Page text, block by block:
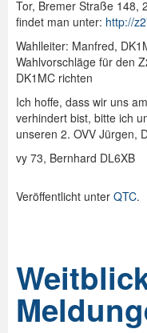
Tor, Bremer Straße 148,
findet man unter: http://
Wahlleiter: Manfred,
Wahlvorschläge für den
DK1MC richten
Ich hoffe, dass wir uns
verhindert bist, bitte ich
unseren 2. OVV Jürgen,
vy 73, Bernhard DL6XB
Veröffentlicht unter QTC.